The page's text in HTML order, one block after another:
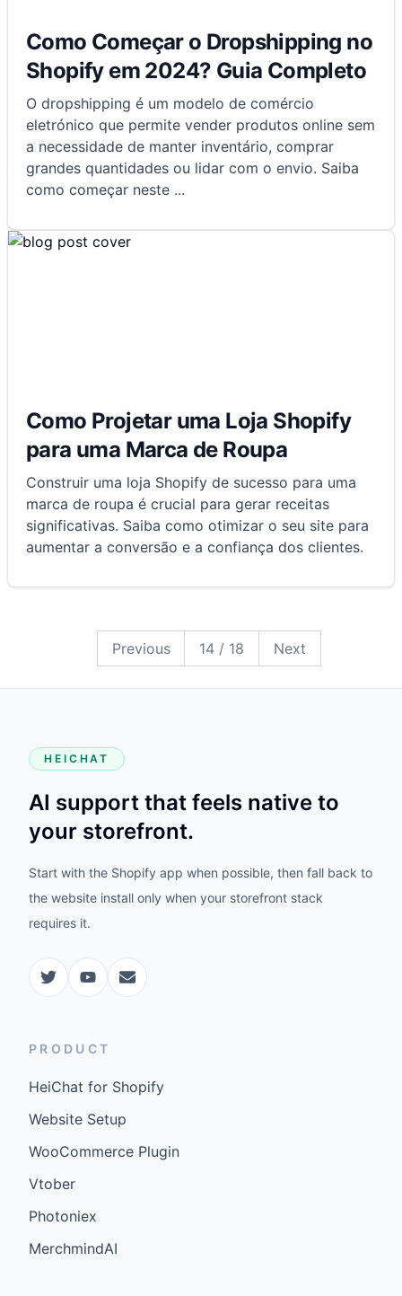
Como Começar o Dropshipping no
Shopify em 2024? Guia Completo
O dropshipping é um modelo de comércio
eletrónico que permite vender produtos online sem
a necessidade de manter inventário, comprar
grandes quantidades ou lidar com o envio. Saiba
como começar neste ...
Como Projetar uma Loja Shopify
para uma Marca de Roupa
Construir uma loja Shopify de sucesso para uma
marca de roupa é crucial para gerar receitas
significativas. Saiba como otimizar o seu site para
aumentar a conversão e a confiança dos clientes.
Previous 14 / 18 Next
HEICHAT
AI support that feels native to
your storefront.
Start with the Shopify app when possible, then fall back to
the website install only when your storefront stack
requires it.
PRODUCT
HeiChat for Shopify
Website Setup
WooCommerce Plugin
Vtober
Photoniex
MerchmindAI